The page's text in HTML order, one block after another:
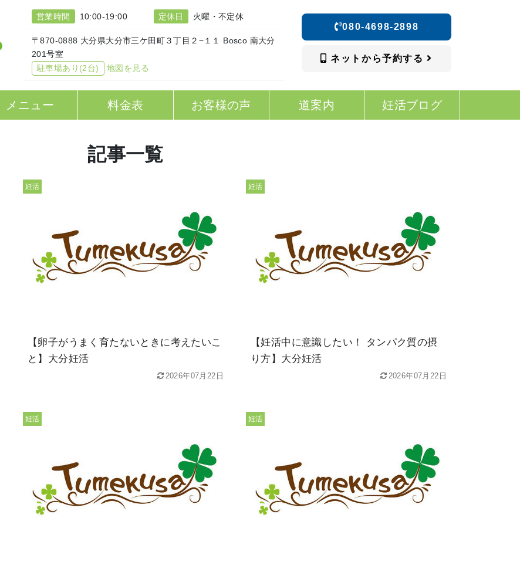
営業時間 10:00-19:00 定休日 火曜・不定休
〒870-0888 大分県大分市三ケ田町３丁目２−１１ Bosco 南大分
201号室
駐車場あり(2台)
地図を見る
080-4698-2898
ネットから予約する
メニュー 料金表 お客様の声 道案内 妊活ブログ
記事一覧
妊活
【卵子がうまく育たないときに考えたいこ
と】大分妊活
2026年07月22日
妊活
【妊活中に意識したい！ タンパク質の摂
り方】大分妊活
2026年07月22日
妊活 妊活